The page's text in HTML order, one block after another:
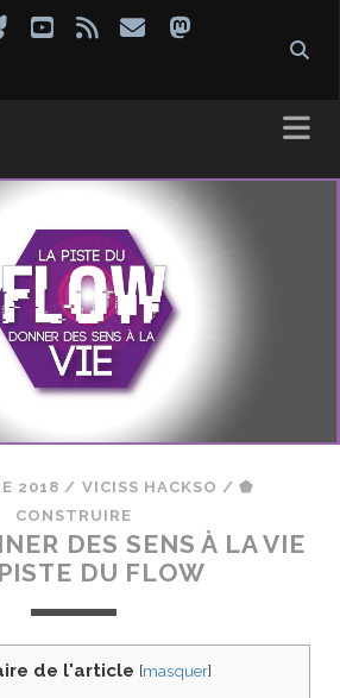
blueskyyoutube
rss emailmastodon
2018 / VICISS HACKSO /⬟
CONSTRUIRE
DES SENS À LA VIE
DU FLOW
de l'article [masquer]